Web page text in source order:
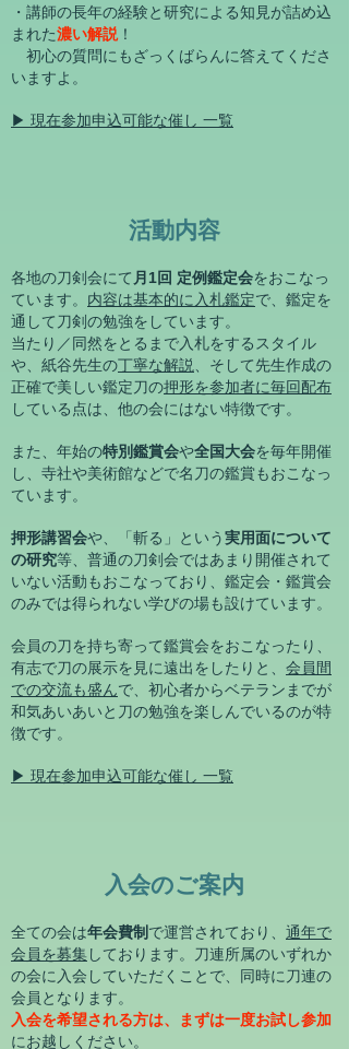
・講師の長年の経験と研究による知見が詰め込
まれた濃い解説 ！
初心の質問にもざっくばらんに答えてくださ
いますよ。
▶ 現在参加申込可能な催し 一覧
活動内容
各地の刀剣会にて 月1回 定例鑑定会をおこなっ
ています。 内容は基本的に 入札鑑定で、鑑定を
通して刀剣の勉強をしています。
当たり／同然をとるまで入札をするスタイル
や、紙谷先生の丁寧な解説
、そして先生作成の
正確で美しい鑑定刀の押形を参加者に毎回配布
している点は、他の会にはない特徴です。
また、年始の特別鑑賞会や全国大会を毎年開催
し、寺社や美術館などで名刀の鑑賞もおこなっ
ています。
押形講習会や、「斬る」という実用面について
の研究等、普通の刀剣会ではあまり開催されて
いない活動もおこなっており、鑑定会・鑑賞会
のみでは得られない学びの場も設けています。
会員の刀を持ち寄って鑑賞会をおこなったり、
有志で刀の展示を見に遠出をしたりと、 会員間
での交流も盛んで、初心者からベテランまでが
和気あいあいと刀の勉強を楽しんでいるのが特
徴です。
▶ 現在参加申込​可能な催し 一覧
入会のご案内
全ての会は年会費制 で運営されており、 通年で
会員を募集しております。刀連所属のいずれか
の会に入会していただくことで、同時に刀連の
会員となります。
入会を希望される方は、まずは一度お試し参加
にお越しください。​